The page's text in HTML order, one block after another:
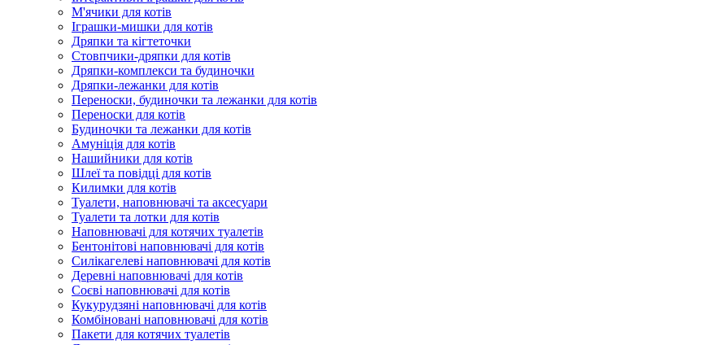
М'ячики для котів
Іграшки-мишки для котів
Дряпки та кігтеточки
Стовпчики-дряпки для котів
Дряпки-комплекси та будиночки
Дряпки-лежанки для котів
Переноски, будиночки та лежанки для котів
Переноски для котів
Будиночки та лежанки для котів
Амуніція для котів
Нашийники для котів
Шлеї та повідці для котів
Килимки для котів
Туалети, наповнювачі та аксесуари
Туалети та лотки для котів
Наповнювачі для котячих туалетів
Бентонітові наповнювачі для котів
Силікагелеві наповнювачі для котів
Деревні наповнювачі для котів
Соєві наповнювачі для котів
Кукурудзяні наповнювачі для котів
Комбіновані наповнювачі для котів
Пакети для котячих туалетів